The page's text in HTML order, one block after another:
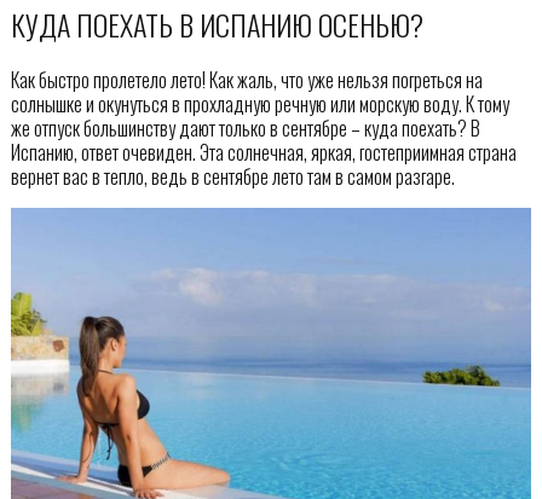
КУДА ПОЕХАТЬ В ИСПАНИЮ ОСЕНЬЮ?
Как быстро пролетело лето! Как жаль, что уже нельзя погреться на
солнышке и окунуться в прохладную речную или морскую воду. К тому
же отпуск большинству дают только в сентябре – куда поехать? В
Испанию, ответ очевиден. Эта солнечная, яркая, гостеприимная страна
вернет вас в тепло, ведь в сентябре лето там в самом разгаре.